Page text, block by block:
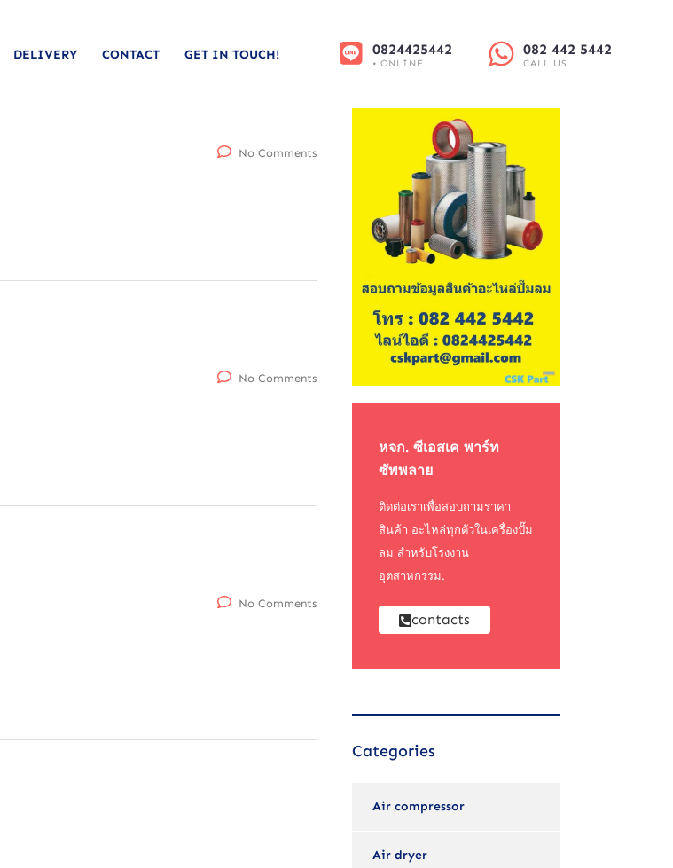
DELIVERY CONTACT GET IN TOUCH! 0824425442
• ONLINE
082 442 5442
CALL US
No Comments
No Comments
No Comments
หจก. ซีเอสเค พาร์ท
ซัพพลาย
ติดต่อเราเพื่อสอบถามราคา
สินค้า อะไหล่ทุกตัวในเครื่องปั๊ม
ลม สำหรับโรงงาน
อุตสาหกรรม.
contacts
Categories
Air compressor
Air dryer